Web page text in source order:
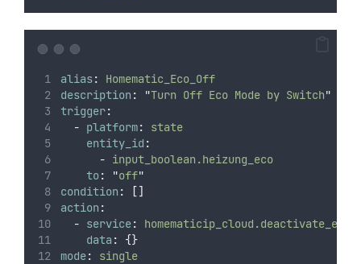
alias:
Homematic_Eco_Off
description : "Turn Off Eco Mode by Switch"
trigger:
- platform:
state
entity_id :
- input_boolean.heizung_eco
to: "off"
condition :
[]
action :
- service:
data :
{}
mode: single